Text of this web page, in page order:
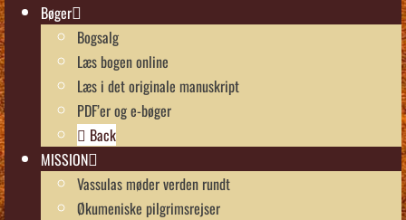
Bøger
Bogsalg
Læs bogen online
Læs i det originale manuskript
PDF’er og e-bøger
Back
MISSION
Vassulas møder verden rundt
Økumeniske pilgrimsrejser